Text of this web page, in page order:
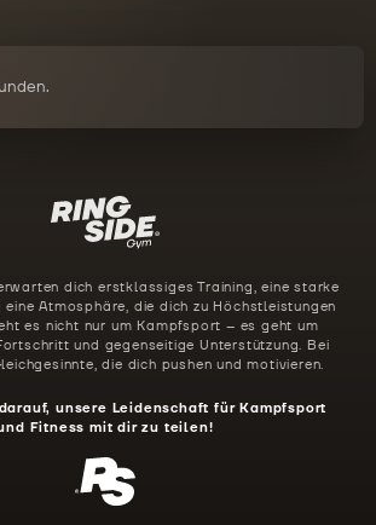
dich erstklassiges Training, eine starke
eine Atmosphäre, die dich zu Höchstleistungen
es nicht nur um Kampfsport – es geht um
und gegenseitige Unterstützung. Bei
die dich pushen und motivieren.
unsere Leidenschaft für Kampfsport
Fitness mit dir zu teilen!